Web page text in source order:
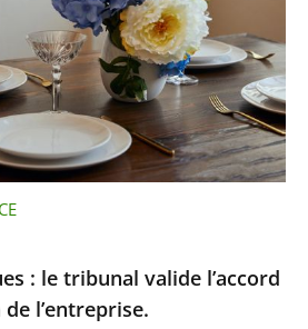
: le tribunal valide l’accord
l’entreprise.